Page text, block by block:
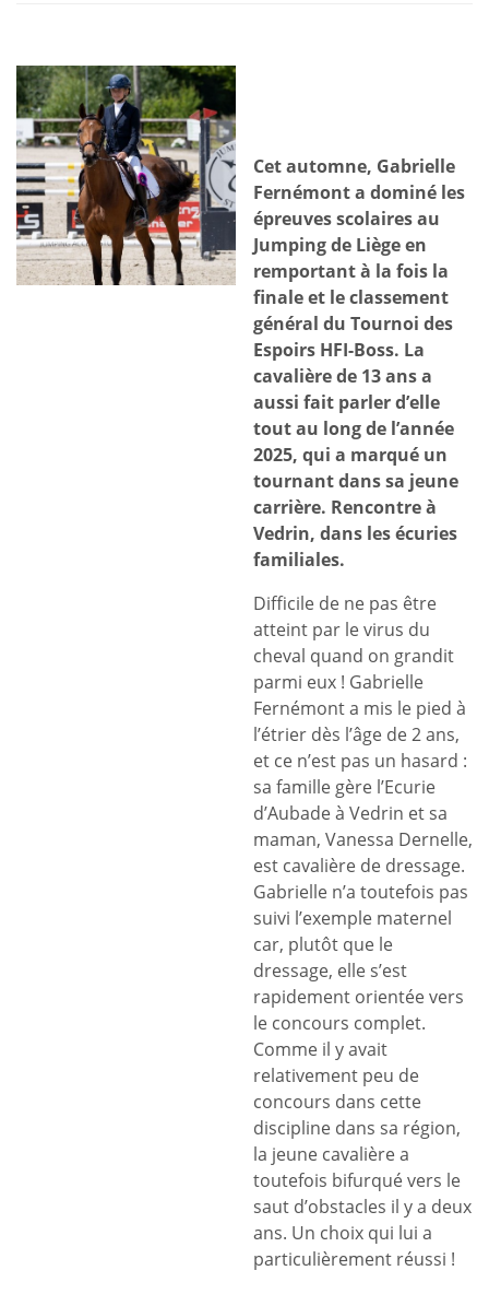
Cet automne, Gabrielle
Fernémont a dominé les
épreuves scolaires au
Jumping de Liège en
remportant à la fois la
finale et le classement
général du Tournoi des
Espoirs HFI-Boss. La
cavalière de 13 ans a
aussi fait parler d’elle
tout au long de l’année
2025, qui a marqué un
tournant dans sa jeune
carrière. Rencontre à
Vedrin, dans les écuries
familiales.
Difficile de ne pas être
atteint par le virus du
cheval quand on grandit
parmi eux ! Gabrielle
Fernémont a mis le pied à
l’étrier dès l’âge de 2 ans,
et ce n’est pas un hasard :
sa famille gère l’Ecurie
d’Aubade à Vedrin et sa
maman, Vanessa Dernelle,
est cavalière de dressage.
Gabrielle n’a toutefois pas
suivi l’exemple maternel
car, plutôt que le
dressage, elle s’est
rapidement orientée vers
le concours complet.
Comme il y avait
relativement peu de
concours dans cette
discipline dans sa région,
la jeune cavalière a
toutefois bifurqué vers le
saut d’obstacles il y a deux
ans. Un choix qui lui a
particulièrement réussi !